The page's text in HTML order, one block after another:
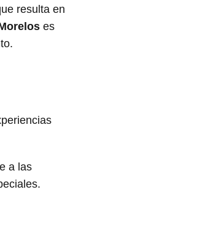
resulta en
es
a las